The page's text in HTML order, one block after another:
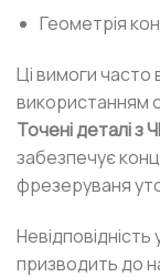
Геометрія
Ці вимоги часто
використанням
Точені деталі з
забезпечує
фрезеруваня
призводить до